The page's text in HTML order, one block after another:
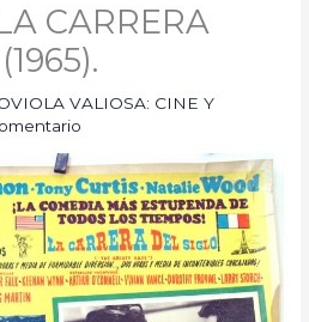
CARRERA
VALIOSA: CINE Y